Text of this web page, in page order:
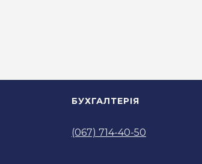
БУХГАЛТЕРІЯ
(067) 714-40-50